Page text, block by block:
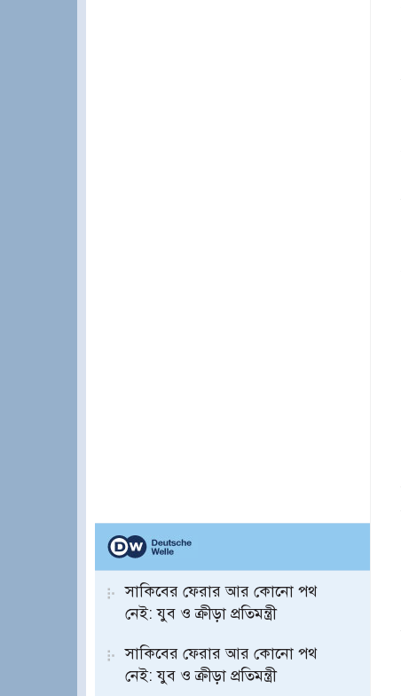
সাকিবের ফেরার আর কোনো পথ
নেই: যুব ও ক্রীড়া প্রতিমন্ত্রী
সাকিবের ফেরার আর কোনো পথ
নেই: যুব ও ক্রীড়া প্রতিমন্ত্রী